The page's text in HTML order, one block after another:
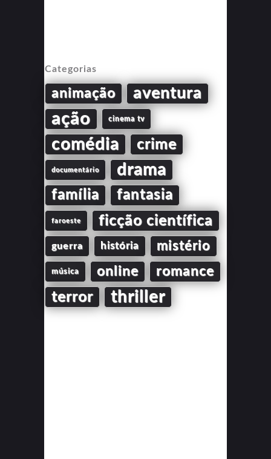
Categorias
animação aventura
ação cinema tv
comédia crime
documentário drama
família fantasia
faroeste ficção científica
guerra história mistério
música online romance
terror thriller